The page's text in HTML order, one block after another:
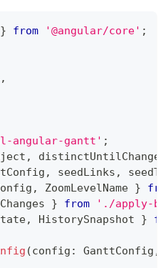
} from '@angular/core' ;
,
angular-gantt' ;
, distinctUntilChanged
, seedLinks ,
, ZoomLevelName }
} from
'./apply-
, HistorySnapshot }
(config : GanttConfig ,